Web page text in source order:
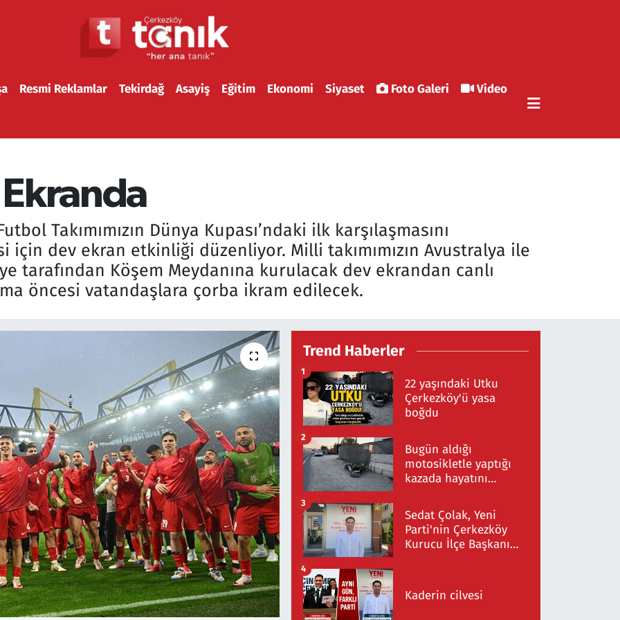
Resmi Reklamlar Tekirdağ Asayiş Eğitim Ekonomi Siyaset Foto Galeri
Video
Takımımızın Dünya Kupası’ndaki ilk karşılaşmasını
dev ekran etkinliği düzenliyor. Milli takımımızın Avustralya ile
tarafından Köşem Meydanına kurulacak dev ekrandan canlı
öncesi vatandaşlara çorba ikram edilecek.
Trend Haberler
22 yaşındaki Utku
Çerkezköy'ü yasa
boğdu
1
Bugün aldığı
motosikletle yaptığı
kazada hayatını
2
Sedat Çolak, Yeni
Parti'nin Çerkezköy
Kurucu İlçe Başkanı
3
Kaderin cilvesi
4